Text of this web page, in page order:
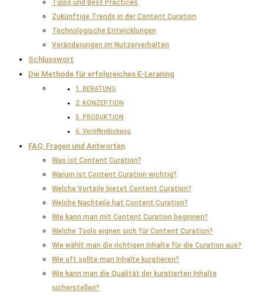
Tipps und Best Practices
Zukünftige Trends in der Content Curation
Technologische Entwicklungen
Veränderungen im Nutzerverhalten
Schlusswort
Die Methode für erfolgreiches E-Leraning
1. BERATUNG
2. KONZEPTION
3. PRODUKTION
6. Veröffentlichung
FAQ: Fragen und Antworten
Was ist Content Curation?
Warum ist Content Curation wichtig?
Welche Vorteile bietet Content Curation?
Welche Nachteile hat Content Curation?
Wie kann man mit Content Curation beginnen?
Welche Tools eignen sich für Content Curation?
Wie wählt man die richtigen Inhalte für die Curation aus?
Wie oft sollte man Inhalte kuratieren?
Wie kann man die Qualität der kuratierten Inhalte
sicherstellen?